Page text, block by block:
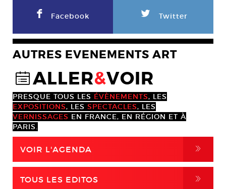
F Facebook L Twitter
AUTRES EVENEMENTS ART
@ALLER&VOIR
PRESQUE TOUS LES ÉVÈNEMENTS, LES
EXPOSITIONS, LES SPECTACLES, LES
VERNISSAGES EN FRANCE, EN RÉGION ET À
PARIS.
VOIR L'AGENDA ,
TOUS LES EDITOS ,